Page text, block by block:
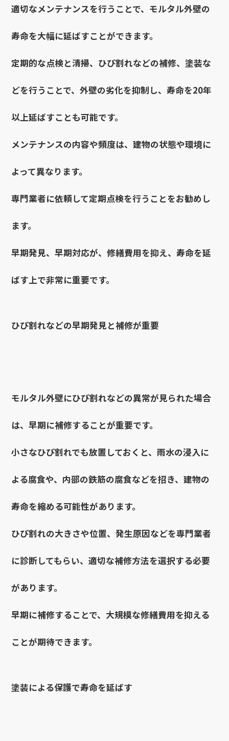
適切なメンテナンスを行うことで、モルタル外壁の
寿命を大幅に延ばすことができます。
定期的な点検と清掃、ひび割れなどの補修、塗装な
どを行うことで、外壁の劣化を抑制し、寿命を20年
以上延ばすことも可能です。
メンテナンスの内容や頻度は、建物の状態や環境に
よって異なります。
専門業者に依頼して定期点検を行うことをお勧めし
ます。
早期発見、早期対応が、修繕費用を抑え、寿命を延
ばす上で非常に重要です。
ひび割れなどの早期発見と補修が重要
モルタル外壁にひび割れなどの異常が見られた場合
は、早期に補修することが重要です。
小さなひび割れでも放置しておくと、雨水の浸入に
よる腐食や、内部の鉄筋の腐食などを招き、建物の
寿命を縮める可能性があります。
ひび割れの大きさや位置、発生原因などを専門業者
に診断してもらい、適切な補修方法を選択する必要
があります。
早期に補修することで、大規模な修繕費用を抑える
ことが期待できます。
塗装による保護で寿命を延ばす